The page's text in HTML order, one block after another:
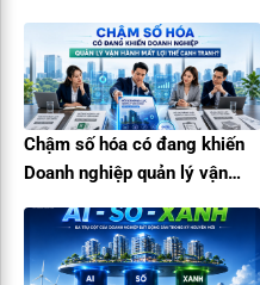
Chậm số hóa có đang khiến
Doanh nghiệp quản lý vận